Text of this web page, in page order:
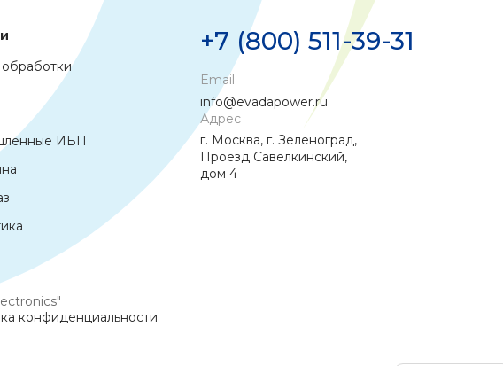
ИБП
+7 (800) 511-39-31
Email
info@evadapower.ru
Адрес
г. Москва, г. Зеленоград,
Проезд Савёлкинский,
дом 4
конфиденциальности